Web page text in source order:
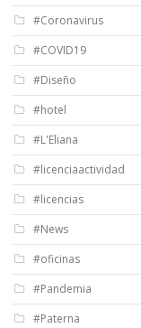
#Coronavirus
#COVID19
#Diseño
#hotel
#L'Eliana
#licenciaactividad
#licencias
#News
#oficinas
#Pandemia
#Paterna